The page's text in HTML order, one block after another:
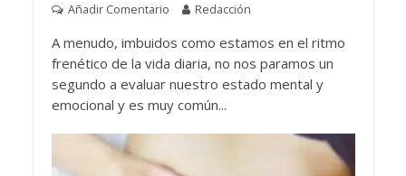
Añadir Comentario Redacción
A menudo, imbuidos como estamos en el ritmo
frenético de la vida diaria, no nos paramos un
segundo a evaluar nuestro estado mental y
emocional y es muy común...